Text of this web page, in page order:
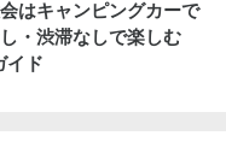
はキャンピングカーで
・渋滞なしで楽しむ
イド